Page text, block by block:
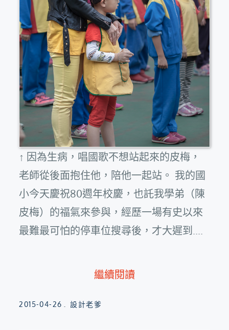
↑ 因為生病，唱國歌不想站起來的皮梅，
老師從後面抱住他，陪他一起站。 我的國
小今天慶祝80週年校慶，也託我學弟（陳
皮梅）的福氣來參與，經歷一場有史以來
最難最可怕的停車位搜尋後，才大遲到....
繼續閱讀
Posted
2015-04-26 設計老爹